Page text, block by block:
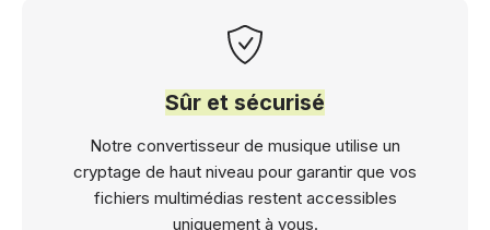
Sûr et sécurisé
Notre convertisseur de musique utilise un
cryptage de haut niveau pour garantir que vos
fichiers multimédias restent accessibles
uniquement à vous.